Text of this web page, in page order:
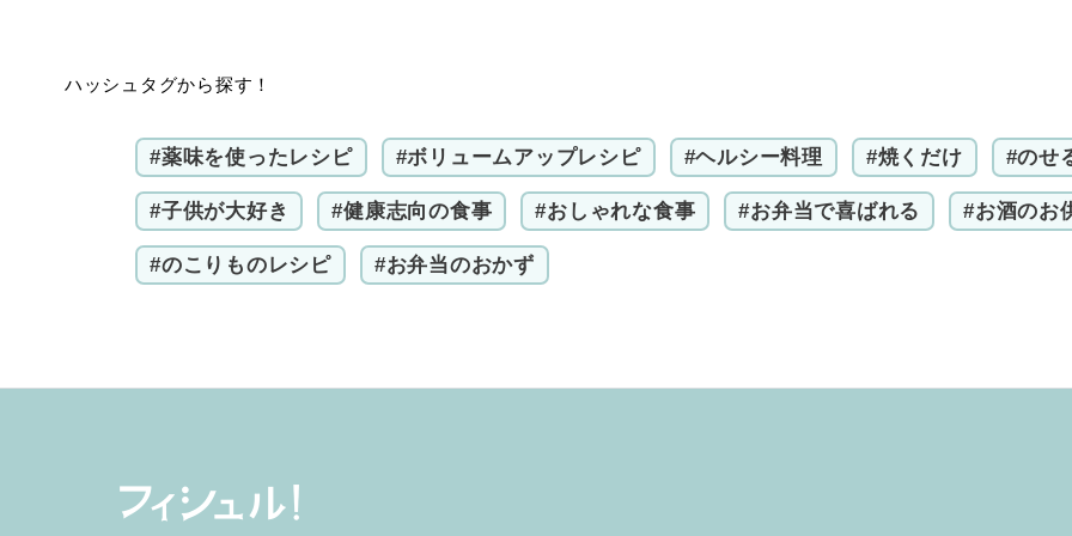
ハッシュタグから探す！
#薬味を使ったレシピ #ボリュームアップレシピ #ヘルシー料理 #焼くだけ #のせ
#子供が大好き #健康志向の食事 #おしゃれな食事 #お弁当で喜ばれる #お酒のお
#のこりものレシピ #お弁当のおかず